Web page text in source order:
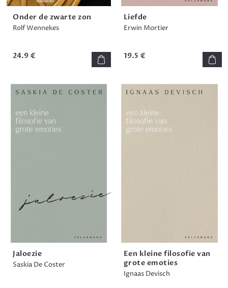
Onder de zwarte zon
Rolf Wennekes
24.9 €
Liefde
Erwin Mortier
19.5 €
Jaloezie
Saskia De Coster
Een kleine filosofie van
grote emoties
Ignaas Devisch